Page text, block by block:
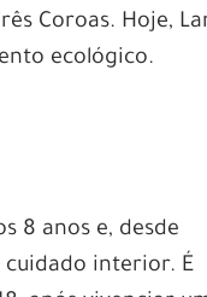
Coroas. Hoje,
ecológico.
8 anos e, desde
interior. É